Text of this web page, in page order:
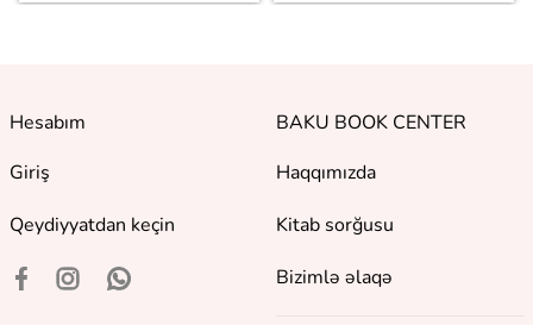
Hesabım
Giriş
Qeydiyyatdan keçin
BAKU BOOK CENTER
Haqqımızda
Kitab sorğusu
Bizimlə əlaqə